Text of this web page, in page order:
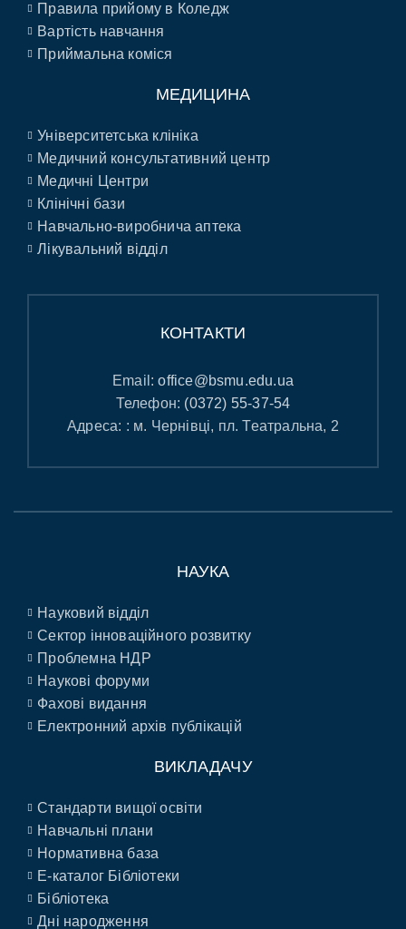
Правила прийому в Коледж
Вартість навчання
Приймальна коміся
МЕДИЦИНА
Університетська клініка
Медичний консультативний центр
Медичні Центри
Клінічні бази
Навчально-виробнича аптека
Лікувальний відділ
КОНТАКТИ
Email:office@bsmu.edu.ua
Телефон: (0372) 55-37-54
Адреса: : м. Чернівці, пл. Театральна, 2
НАУКА
Науковий відділ
Сектор інноваційного розвитку
Проблемна НДР
Наукові форуми
Фахові видання
Електронний архів публікацій
ВИКЛАДАЧУ
Стандарти вищої освіти
Навчальні плани
Нормативна база
E-каталог Бібліотеки
Бібліотека
Дні народження